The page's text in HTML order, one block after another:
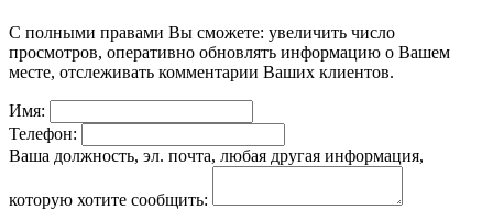
С полными правами Вы сможете: увеличить число
просмотров, оперативно обновлять информацию о Вашем
месте, отслеживать комментарии Ваших клиентов.
Имя:
Телефон:
Ваша должность, эл. почта, любая другая информация,
которую хотите сообщить: